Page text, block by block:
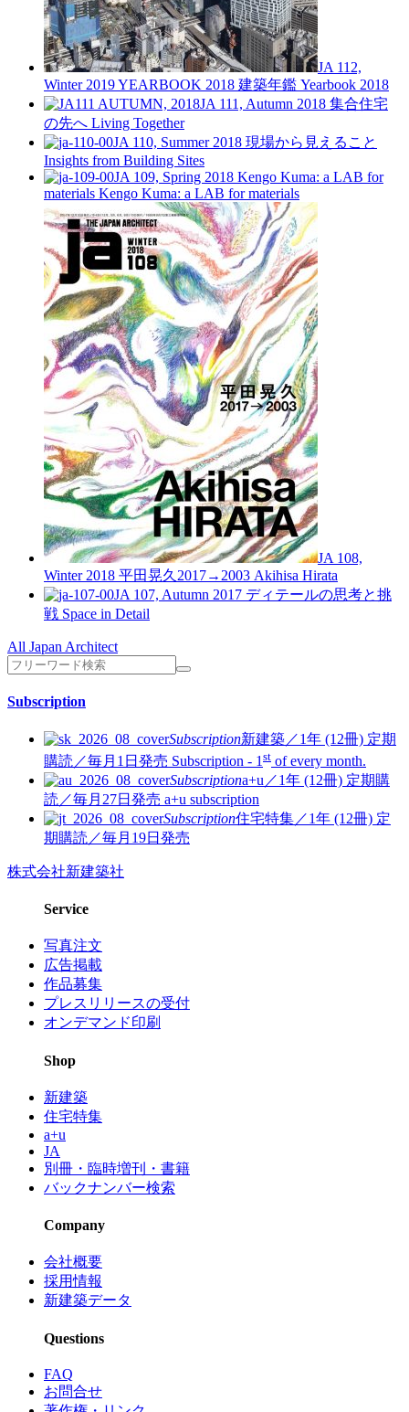
JA 112,
Winter 2019YEARBOOK 2018 建築年鑑 Yearbook 2018
JA 111, Autumn 2018 集合住宅
の先へ Living Together
JA 110, Summer 2018 現場から見えること
Insights from Building Sites
JA 109, Spring 2018 Kengo Kuma: a LAB for
materials Kengo Kuma: a LAB for materials
JA 108,
Winter 2018 平田晃久2017→2003 Akihisa Hirata
JA 107, Autumn 2017 ディテールの思考と挑
戦 Space in Detail
All Japan Architect
Subscription
Subscription新建築／1年 (12冊) 定期
購読／毎月1日発売 Subscription - 1 st of every month.
Subscriptiona+u／1年 (12冊) 定期購
読／毎月27日発売 a+u subscription
Subscription住宅特集／1年 (12冊) 定
期購読／毎月19日発売
株式会社新建築社
Service
写真注文
広告掲載
作品募集
プレスリリースの受付
オンデマンド印刷
Shop
新建築
住宅特集
a+u
JA
別冊・臨時増刊・書籍
バックナンバー検索
Company
会社概要
採用情報
新建築データ
Questions
FAQ
お問合せ